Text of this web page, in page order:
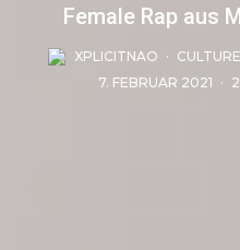
Female Rap aus
XPLICITNAO · CULTURE
7. FEBRUAR 2021 ·